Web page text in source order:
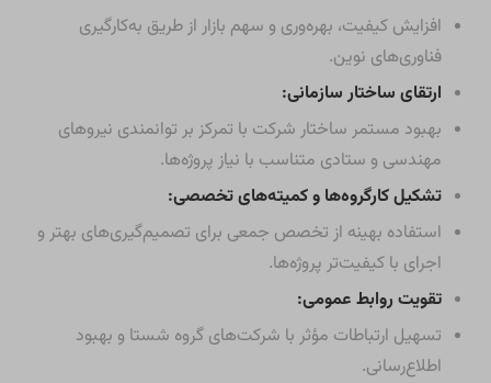
افزایش کیفیت، بهره‌وری و سهم بازار از طریق به‌کارگیری
فناوری‌های نوین.
ارتقای ساختار سازمانی:
بهبود مستمر ساختار شرکت با تمرکز بر توانمندی نیروهای
مهندسی و ستادی متناسب با نیاز پروژه‌ها.
تشکیل کارگروه‌ها و کمیته‌های تخصصی:
استفاده بهینه از تخصص جمعی برای تصمیم‌گیری‌های بهتر و
اجرای با کیفیت‌تر پروژه‌ها.
تقویت روابط عمومی:
تسهیل ارتباطات مؤثر با شرکت‌های گروه شستا و بهبود
اطلاع‌رسانی.